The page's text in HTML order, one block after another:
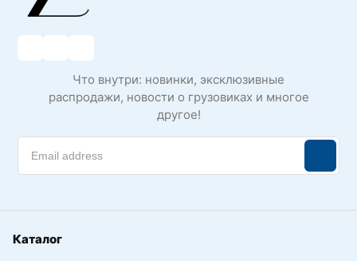
Что внутри: новинки, эксклюзивные
распродажи, новости о грузовиках и многое
другое!
Каталог